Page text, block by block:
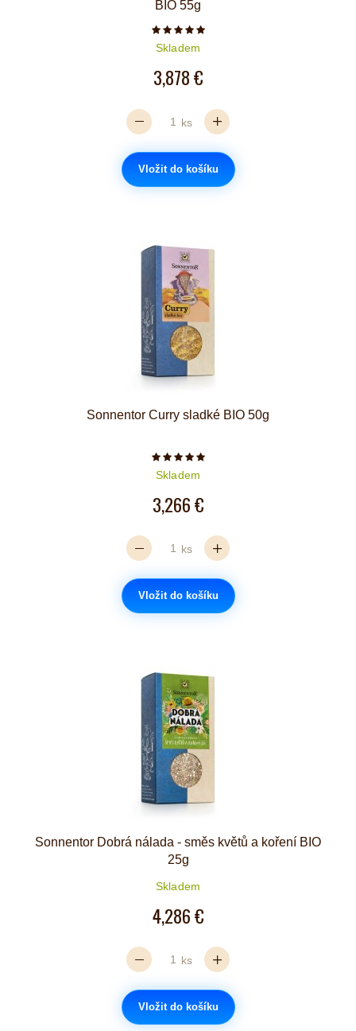
BIO 55g
Počet hvězdiček je 5 z 5
Skladem
3,878 €
ks
Vložit do košíku
Sonnentor Curry sladké BIO 50g
Počet hvězdiček je 5 z 5
Skladem
3,266 €
ks
Vložit do košíku
Sonnentor Dobrá nálada - směs květů a koření BIO
25g
Skladem
4,286 €
ks
Vložit do košíku